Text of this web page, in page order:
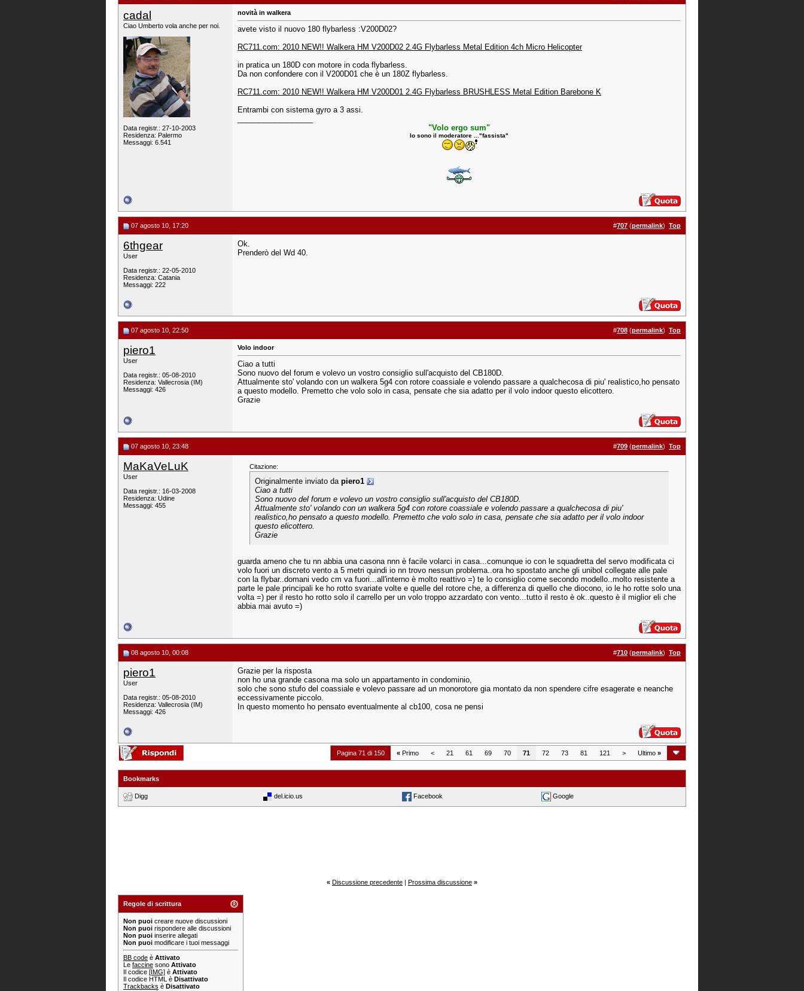
cadal
Ciao Umberto vola anche per noi.
Data registr.: 27-10-2003
Residenza: Palermo
Messaggi: 6.541
novità in walkera
avete visto il nuovo 180 flybarless :V200D02?
RC711.com: 2010 NEW!! Walkera HM V200D02 2.4G Flybarless Metal Edition 4ch Micro Helicopter
in pratica un 180D con motore in coda flybarless.
Da non confondere con il V200D01 che è un 180Z flybarless.
RC711.com: 2010 NEW!! Walkera HM V200D01 2.4G Flybarless BRUSHLESS Metal Edition Barebone K
Entrambi con sistema gyro a 3 assi.
"Volo ergo sum"
Io sono il moderatore ..."fassista"
07 agosto 10, 17:20 #707 (permalink) Top
6thgear
User
Data registr.: 22-05-2010
Residenza: Catania
Messaggi: 222
Ok.
Prenderò del Wd 40.
07 agosto 10, 22:50 #708 (permalink) Top
piero1
User
Data registr.: 05-08-2010
Residenza: Vallecrosia (IM)
Messaggi: 426
Volo indoor
Ciao a tutti
Sono nuovo del forum e volevo un vostro consiglio sull'acquisto del CB180D.
Attualmente sto' volando con un walkera 5g4 con rotore coassiale e volendo passare a qualchecosa di piu' realistico,ho pensato
a questo modello. Premetto che volo solo in casa, pensate che sia adatto per il volo indoor questo elicottero.
Grazie
07 agosto 10, 23:48 #709 (permalink) Top
MaKaVeLuK
User
Data registr.: 16-03-2008
Residenza: Udine
Messaggi: 455
Citazione:
Originalmente inviato da piero1
Ciao a tutti
Sono nuovo del forum e volevo un vostro consiglio sull'acquisto del CB180D.
Attualmente sto' volando con un walkera 5g4 con rotore coassiale e volendo passare a qualchecosa di piu'
realistico,ho pensato a questo modello. Premetto che volo solo in casa, pensate che sia adatto per il volo indoor
questo elicottero.
Grazie
guarda ameno che tu nn abbia una casona nnn è facile volarci in casa...comunque io con le squadretta del servo modificata ci
volo fuori un discreto vento a 5 metri quindi io nn trovo nessun problema..ora ho spostato anche gli unibol collegate alle pale
con la flybar..domani vedo cm va fuori...all'interno è molto reattivo =) te lo consiglio come secondo modello..molto resistente a
parte le pale principali ke ho rotto svariate volte e quelle del rotore che, a differenza di quello che diocono, io le ho rotte solo una
volta =) per il resto ho rotto solo il carrello per un volo troppo azzardato con vento...tutto il resto è ok..questo è il miglior eli che
abbia mai avuto =)
08 agosto 10, 00:08 #710 (permalink) Top
piero1
User
Data registr.: 05-08-2010
Residenza: Vallecrosia (IM)
Messaggi: 426
Grazie per la risposta
non ho una grande casona ma solo un appartamento in condominio,
solo che sono stufo del coassiale e volevo passare ad un monorotore gia montato da non spendere cifre esagerate e neanche
eccessivamente piccolo.
In questo momento ho pensato eventualmente al cb100, cosa ne pensi
Pagina 71 di 150 « Primo < 21 61 69 70 71 72 73 81 121 > Ultimo »
Bookmarks
Digg del.icio.us Facebook Google
« Discussione precedente | Prossima discussione »
Regole di scrittura
Non puoi creare nuove discussioni
Non puoi rispondere alle discussioni
Non puoi inserire allegati
Non puoi modificare i tuoi messaggi
BB code è Attivato
Le faccine sono Attivato
Il codice [IMG] è Attivato
Il codice HTML è Disattivato
Trackbacks è Disattivato